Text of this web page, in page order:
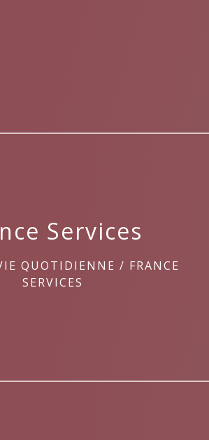
Services
QUOTIDIENNE / FRANCE
SERVICES